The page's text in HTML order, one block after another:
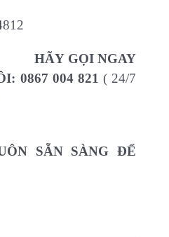
NGAY
0867 004 821 ( 24/7
SẴN SÀNG ĐỂ